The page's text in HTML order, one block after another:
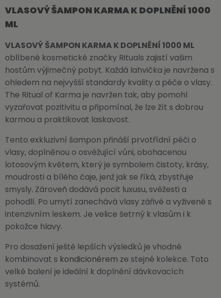
VLASOVÝ ŠAMPON KARMA K DOPLNĚNÍ 1000
ML
VLASOVÝ ŠAMPON KARMA K DOPLNĚNÍ 1000 ML
oblíbené kosmetické značky Rituals zajistí vašim
hostům výjimečný pobyt. Každá lahvička je navržena s
ohledem na nejvyšší standardy kvality a péče o vlasy.
The Ritual of Karma je navržen tak, aby pomohl
vyzařovat pozitivitu a připomínal, že lze žít s dobrou
karmou a praktikovat laskavost.
Tento exkluzivní šampon přináší prvotřídní péči o
vlasy, doplněnou o osvěžující vůni, obohacenou
lotosovým květem, který je symbolem čistoty, krásy,
moudrosti a bílého čaje, jenž jak se říká, zbystřuje
smysly. Zároveň dodává pocit luxusu, svěžesti a
pohodlí. Po umytí zanechává vlasy zářivé a vyživené s
intenzivním leskem. Je velice šetrný k vlasům i k
pokožce hlavy.
Pro dosažení ještě lepších výsledků je vhodné
kombinovat s kondicionérem ze stejné kolekce. Toto
velké balení je ideální k doplnění dávkovacích
systémů.